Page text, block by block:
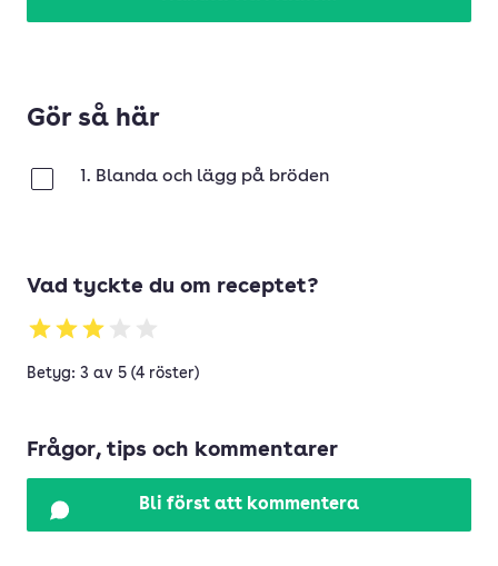
Gör så här
1. Blanda och lägg på bröden
Vad tyckte du om receptet?
Betyg: 3 av 5 (4 röster)
Frågor, tips och kommentarer
Bli först att kommentera